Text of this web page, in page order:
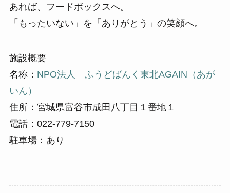
あれば、フードボックスへ。
「もったいない」を「ありがとう」の笑顔へ。
施設概要
名称： NPO法人 ふうどばんく東北AGAIN（あが
いん）
住所：宮城県富谷市成田八丁目１番地１
電話：022-779-7150
駐車場：あり